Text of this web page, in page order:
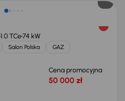
1.0 TCe74 kW
Salon Polska
GAZ
Cena promocyjna
50 000 zł